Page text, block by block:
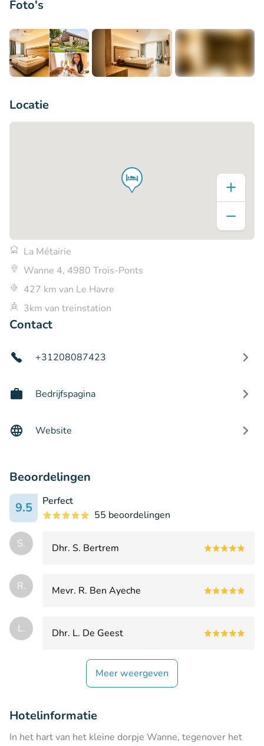
Foto's
Locatie
La Métairie
Wanne 4, 4980 Trois-Ponts
427 km van Le Havre
3km van treinstation
Contact
+31208087423
Bedrijfspagina
Website
Beoordelingen
9.5
Perfect
55 beoordelingen
S. Dhr. S. Bertrem
R. Mevr. R. Ben Ayeche
L. Dhr. L. De Geest
Meer weergeven
Hotelinformatie
In het hart van het kleine dorpje Wanne, tegenover het